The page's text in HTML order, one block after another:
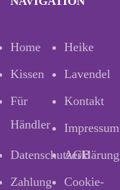
Home
Heike
Kissen
Lavendel
Für
Händler
Kontakt
Impressum
Datenschutzerklärung
AGB
Zahlung
Cookie-